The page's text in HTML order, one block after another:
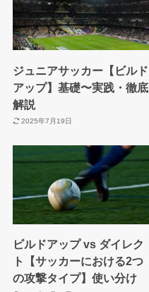
ジュニアサッカー【ビルド
アップ】基礎〜実践・徹底
解説
2025年7月19日
ビルドアップ vs ダイレク
ト【サッカーにおける2つ
の攻撃タイプ】使い分け